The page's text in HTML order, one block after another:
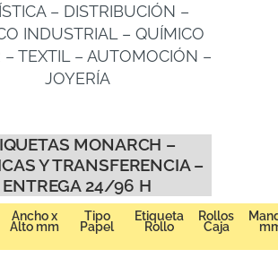
– DISTRIBUCIÓN –
INDUSTRIAL – QUÍMICO
– TEXTIL – AUTOMOCIÓN –
JOYERÍA
MONARCH –
Y TRANSFERENCIA –
ENTREGA 24/96 H
Ancho x
Alto mm
Tipo
Papel
Etiqueta
Rollo
Rollos
Caja